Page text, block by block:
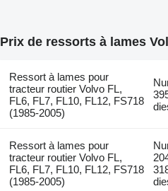
Prix de ressorts à lames
Ressort à lames pour
tracteur routier Volvo FL,
FL6, FL7, FL10, FL12, FS718
(1985-2005)
Ressort à lames pour
tracteur routier Volvo FL,
FL6, FL7, FL10, FL12, FS718
(1985-2005)